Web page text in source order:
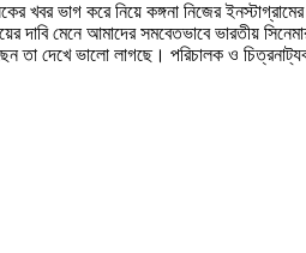
খবর ভাগ করে নিয়ে কঙ্গনা নিজের
মেনে আমাদের সমবেতভাবে ভারতীয়
তা দেখে ভালো লাগছে। পরিচালক ও